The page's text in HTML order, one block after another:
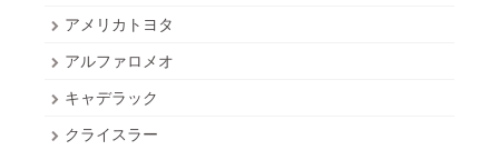
アメリカトヨタ
アルファロメオ
キャデラック
クライスラー